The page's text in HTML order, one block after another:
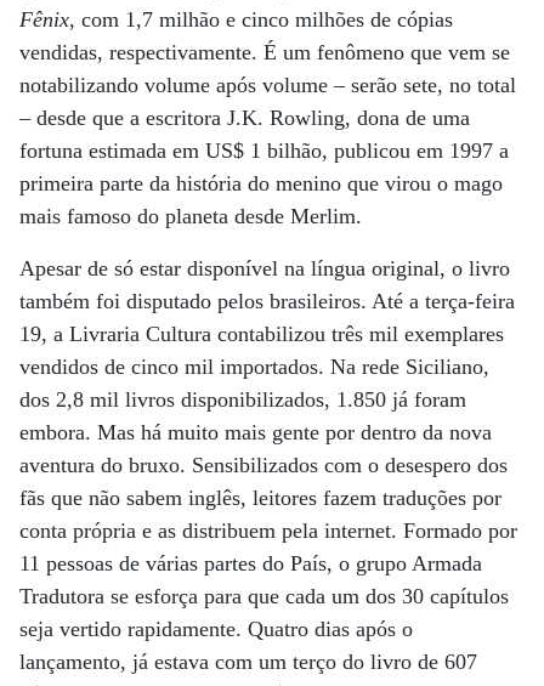
Fênix, com 1,7 milhão e cinco milhões de cópias
vendidas, respectivamente. É um fenômeno que vem se
notabilizando volume após volume – serão sete, no total
– desde que a escritora J.K. Rowling, dona de uma
fortuna estimada em US$ 1 bilhão, publicou em 1997 a
primeira parte da história do menino que virou o mago
mais famoso do planeta desde Merlim.
Apesar de só estar disponível na língua original, o livro
também foi disputado pelos brasileiros. Até a terça-feira
19, a Livraria Cultura contabilizou três mil exemplares
vendidos de cinco mil importados. Na rede Siciliano,
dos 2,8 mil livros disponibilizados, 1.850 já foram
embora. Mas há muito mais gente por dentro da nova
aventura do bruxo. Sensibilizados com o desespero dos
fãs que não sabem inglês, leitores fazem traduções por
conta própria e as distribuem pela internet. Formado por
11 pessoas de várias partes do País, o grupo Armada
Tradutora se esforça para que cada um dos 30 capítulos
seja vertido rapidamente. Quatro dias após o
lançamento, já estava com um terço do livro de 607